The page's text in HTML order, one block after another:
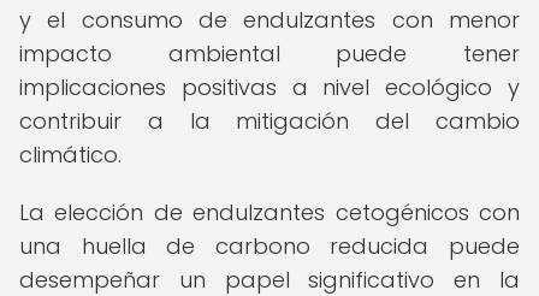
y el consumo de endulzantes con menor
impacto ambiental puede tener
implicaciones positivas a nivel ecológico y
contribuir a la mitigación del cambio
climático.
La elección de endulzantes cetogénicos con
una huella de carbono reducida puede
desempeñar un papel significativo en la